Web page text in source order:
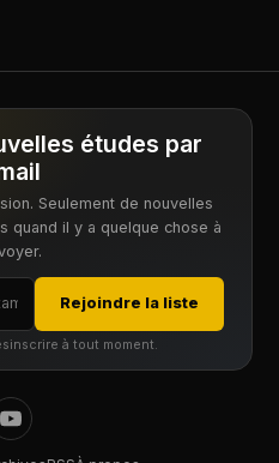
études par
Seulement de nouvelles
quand il y a quelque chose à
Rejoindre la liste
à tout moment.